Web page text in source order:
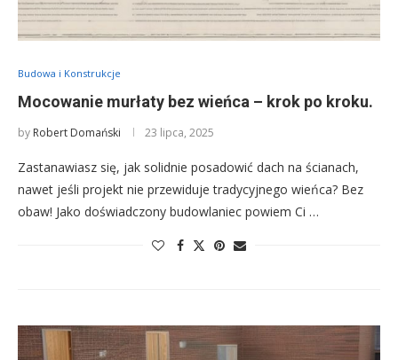
Budowa i Konstrukcje
Mocowanie murłaty bez wieńca – krok po kroku.
by Robert Domański 23 lipca, 2025
Zastanawiasz się, jak solidnie posadowić dach na ścianach,
nawet jeśli projekt nie przewiduje tradycyjnego wieńca? Bez
obaw! Jako doświadczony budowlaniec powiem Ci …